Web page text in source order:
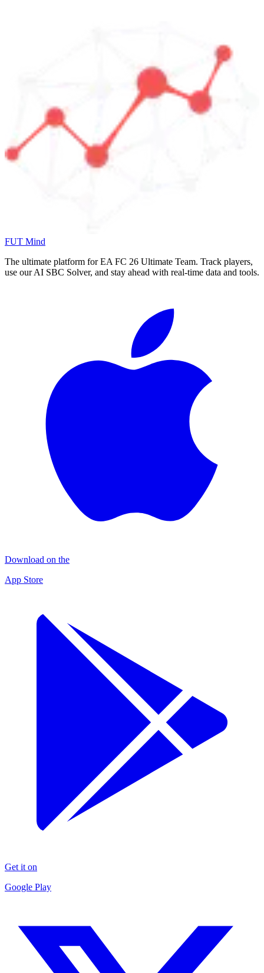
FUT Mind
The ultimate platform for EA FC 26 Ultimate Team. Track players,
use our AI SBC Solver, and stay ahead with real-time data and tools.
Download on the
App Store
Get it on
Google Play